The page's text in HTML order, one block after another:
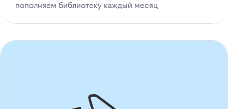
пополняем библиотеку каждый месяц